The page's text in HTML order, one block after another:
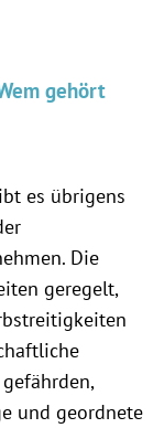
gehört
es übrigens
Die
geregelt,
und geordnete